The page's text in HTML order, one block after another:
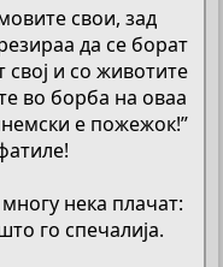
свои, зад
да се борат
и со животите
во борба на оваа
е пожежок!”
нека плачат:
го спечалија.